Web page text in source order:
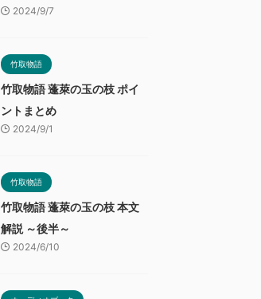
2024/9/7
竹取物語
竹取物語 蓬萊の玉の枝 ポイ
ントまとめ
2024/9/1
竹取物語
竹取物語 蓬萊の玉の枝 本文
解説 ～後半～
2024/6/10